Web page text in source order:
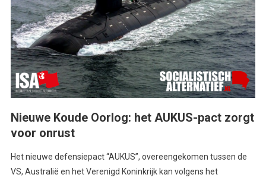
Nieuwe Koude Oorlog: het AUKUS-pact zorgt
voor onrust
Het nieuwe defensiepact “AUKUS”, overeengekomen tussen de
VS, Australië en het Verenigd Koninkrijk kan volgens het